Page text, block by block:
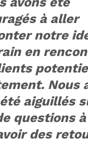
à aller
notre
en
Nous
aiguillés
questions
des